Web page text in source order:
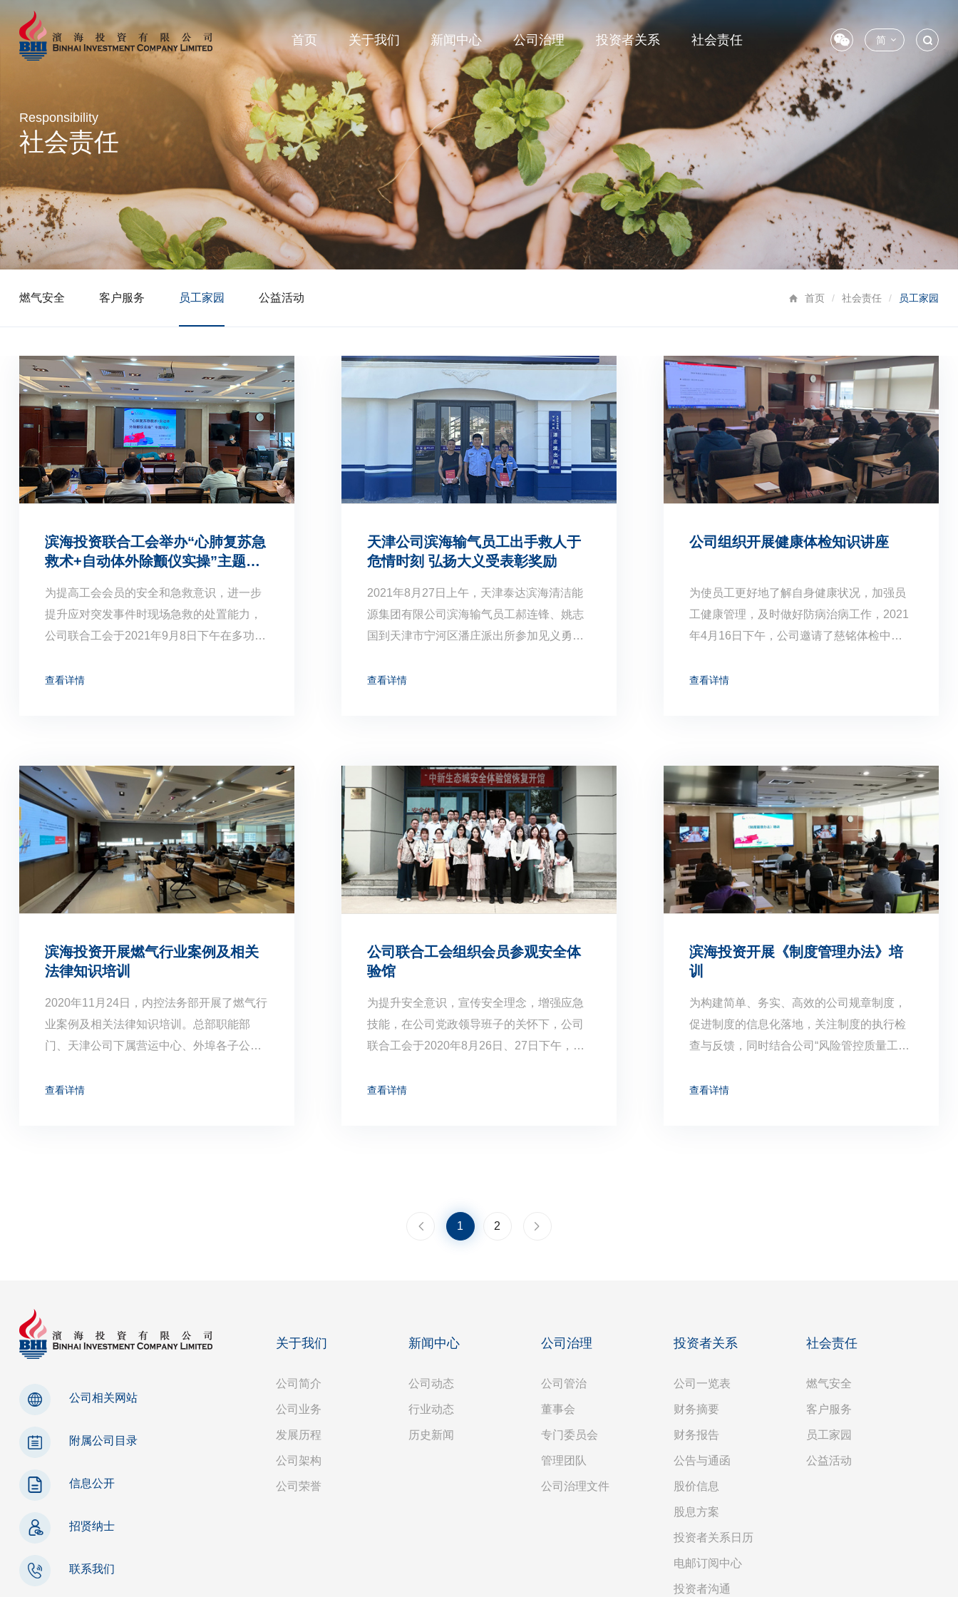
首页 关于我们 新闻中心 公司治理 投资者关系 社会责任 简
Responsibility
社会责任
首页 / 社会责任 / 员工家园
燃气安全 客户服务 员工家园 公益活动
滨海投资联合工会举办“心肺复苏急
救术+自动体外除颤仪实操”主题培
为提高工会会员的安全和急救意识，进一步
提升应对突发事件时现场急救的处置能力，
公司联合工会于2021年9月8日下午在多功能
颤仪实操”主题培训。本次培训特邀生态城安
查看详情
天津公司滨海输气员工出手救人于
危情时刻 弘扬大义受表彰奖励
2021年8月27日上午，天津泰达滨海清洁能
源集团有限公司滨海输气员工郝连锋、姚志
国到天津市宁河区潘庄派出所参加见义勇为
为被天津市公安局授予“天津市见义勇为荣誉
查看详情
公司组织开展健康体检知识讲座
为使员工更好地了解自身健康状况，加强员
工健康管理，及时做好防病治病工作，2021
年4月16日下午，公司邀请了慈铭体检中心
司为员工进行一对一的问诊咨询，并送上了
查看详情
滨海投资开展燃气行业案例及相关
法律知识培训
2020年11月24日，内控法务部开展了燃气行
业案例及相关法律知识培训。总部职能部
门、天津公司下属营运中心、外埠各子公司
加了本次培训。
查看详情
公司联合工会组织会员参观安全体
验馆
为提升安全意识，宣传安全理念，增强应急
技能，在公司党政领导班子的关怀下，公司
联合工会于2020年8月26日、27日下午，分
馆，参观活动分别由公司党委委员、纪委书
查看详情
滨海投资开展《制度管理办法》培
训
为构建简单、务实、高效的公司规章制度，
促进制度的信息化落地，关注制度的执行检
查与反馈，同时结合公司“风险管控质量工
突出制度在内控风险管理中的重要作用，内
查看详情
1 2
下一页
关于我们
公司简介
公司业务
发展历程
公司架构
公司荣誉
新闻中心
公司动态
行业动态
历史新闻
公司治理
公司管治
董事会
专门委员会
管理团队
公司治理文件
投资者关系
公司一览表
财务摘要
财务报告
公告与通函
股价信息
股息方案
投资者关系日历
电邮订阅中心
投资者沟通
社会责任
燃气安全
客户服务
员工家园
公益活动
公司相关网站
附属公司目录
信息公开
招贤纳士
联系我们